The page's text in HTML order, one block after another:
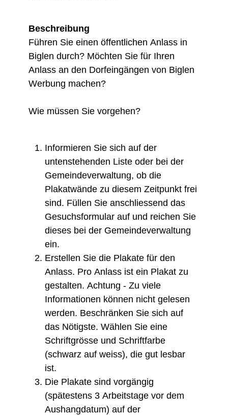
Beschreibung
Führen Sie einen öffentlichen Anlass in
Biglen durch? Möchten Sie für Ihren
Anlass an den Dorfeingängen von Biglen
Werbung machen?
Wie müssen Sie vorgehen?
Informieren Sie sich auf der
untenstehenden Liste oder bei der
Gemeindeverwaltung, ob die
Plakatwände zu diesem Zeitpunkt frei
sind. Füllen Sie anschliessend das
Gesuchsformular auf und reichen Sie
dieses bei der Gemeindeverwaltung
ein.
Erstellen Sie die Plakate für den
Anlass. Pro Anlass ist ein Plakat zu
gestalten. Achtung - Zu viele
Informationen können nicht gelesen
werden. Beschränken Sie sich auf
das Nötigste. Wählen Sie eine
Schriftgrösse und Schriftfarbe
(schwarz auf weiss), die gut lesbar
ist.
Die Plakate sind vorgängig
(spätestens 3 Arbeitstage vor dem
Aushangdatum) auf der